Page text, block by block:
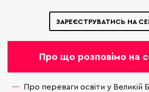
ЗАРЕЄСТРУВАТИСЬ НА
Про що розповімо на
Про переваги освіти у Великій